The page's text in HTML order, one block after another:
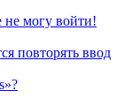
не могу войти!
повторять ввод